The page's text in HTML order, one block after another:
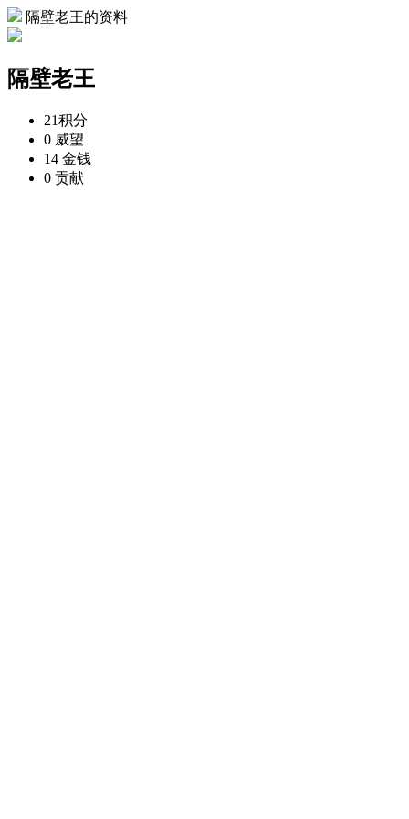
隔壁老王的资料
隔壁老王
21积分
0 威望
14 金钱
0 贡献